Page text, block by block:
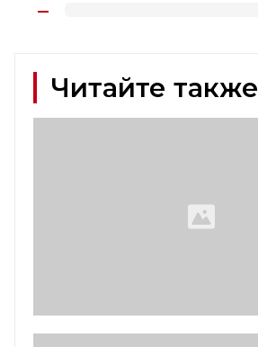
Читайте также